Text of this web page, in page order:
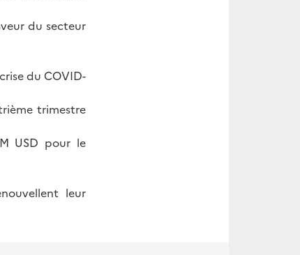
du secteur
du COVID-
trimestre
USD pour le
leur